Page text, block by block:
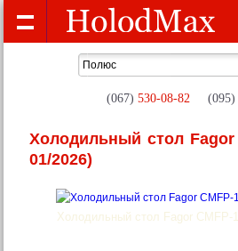
(067) 530-08-82 (095)
Холодильный стол Fagor
01/2026)
Холодильный стол Fagor CMFP-